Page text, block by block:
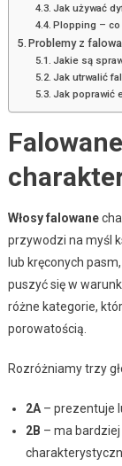
Jak używać
Plopping – co
Problemy z
Jakie są
Jak utrwalić
Jak poprawić
Włosy falowane
przywodzi na myśl
lub kręconych
puszyć się w
różne kategorie,
porowatością.
Rozróżniamy trzy
2A– prezentuje
2B – ma